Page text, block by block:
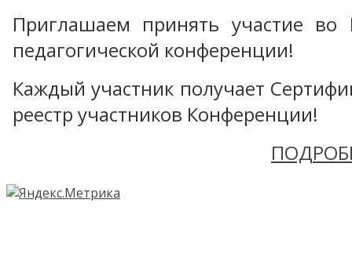
Приглашаем принять участие во
педагогической конференции!
Каждый участник получает
реестр участников Конференции!